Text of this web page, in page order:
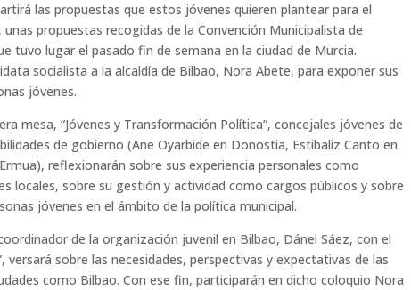
las propuestas que estos jóvenes quieren plantear para el
propuestas recogidas de la Convención Municipalista de
tuvo lugar el pasado fin de semana en la ciudad de Murcia.
socialista a la alcaldía de Bilbao, Nora Abete, para exponer sus
jóvenes.
mesa, “Jóvenes y Transformación Política”, concejales jóvenes de
de gobierno (Ane Oyarbide en Donostia, Estibaliz Canto en
reflexionarán sobre sus experiencia personales como
locales, sobre su gestión y actividad como cargos públicos y sobre
jóvenes en el ámbito de la política municipal.
de la organización juvenil en Bilbao, Dánel Sáez, con el
versará sobre las necesidades, perspectivas y expectativas de las
como Bilbao. Con ese fin, participarán en dicho coloquio Nora